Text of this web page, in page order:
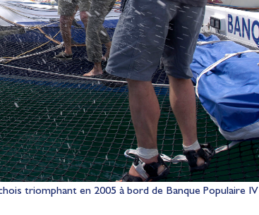
triomphant en 2005 à bord de Banque Populaire IV